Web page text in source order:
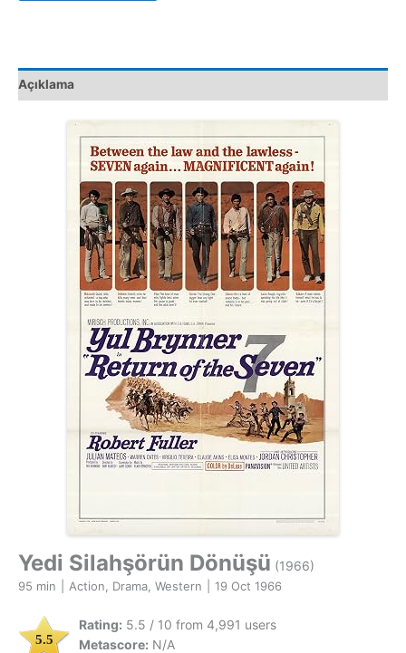
Orijinal
VCD
Açıklama
Yedi Silahşörün Dönüşü (1966)
95 min Action, Drama, Western 19 Oct 1966
5.5
Rating: 5.5 / 10 from 4,991 users
Metascore: N/A